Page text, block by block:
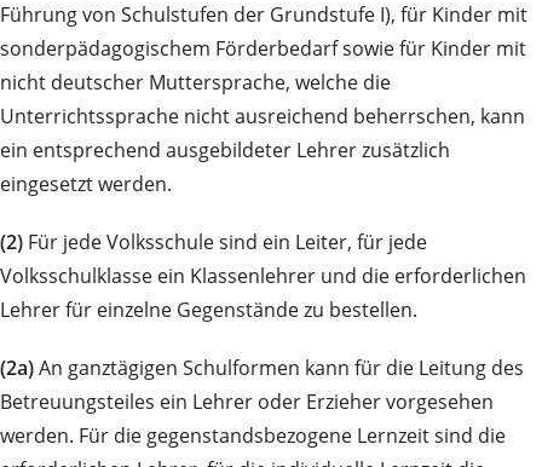
Führung von Schulstufen der Grundstufe I), für Kinder mit
sonderpädagogischem Förderbedarf sowie für Kinder mit
nicht deutscher Muttersprache, welche die
Unterrichtssprache nicht ausreichend beherrschen, kann
ein entsprechend ausgebildeter Lehrer zusätzlich
eingesetzt werden.
(2) Für jede Volksschule sind ein Leiter, für jede
Volksschulklasse ein Klassenlehrer und die erforderlichen
Lehrer für einzelne Gegenstände zu bestellen.
(2a)An ganztägigen Schulformen kann für die Leitung des
Betreuungsteiles ein Lehrer oder Erzieher vorgesehen
werden. Für die gegenstandsbezogene Lernzeit sind die